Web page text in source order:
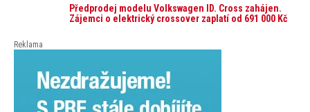
auto. Průměrná pořizovací cena vozu dosahuje 337
tisíc korun a průměrná financovaná částka
přesahuje 251 tisíc korun. Vyplývá to z dat Leasingu
Předprodej modelu Volkswagen ID. Cross zahájen.
Zájemci o elektrický crossover zaplatí od 691 000 Kč
Reklama